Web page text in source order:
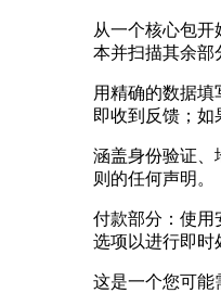
从一个核心包
本并扫描其余部
用精确的数据
即收到反馈；如
涵盖身份验证、
则的任何声明。
付款部分：使用
选项以进行即时
这是一个您可能